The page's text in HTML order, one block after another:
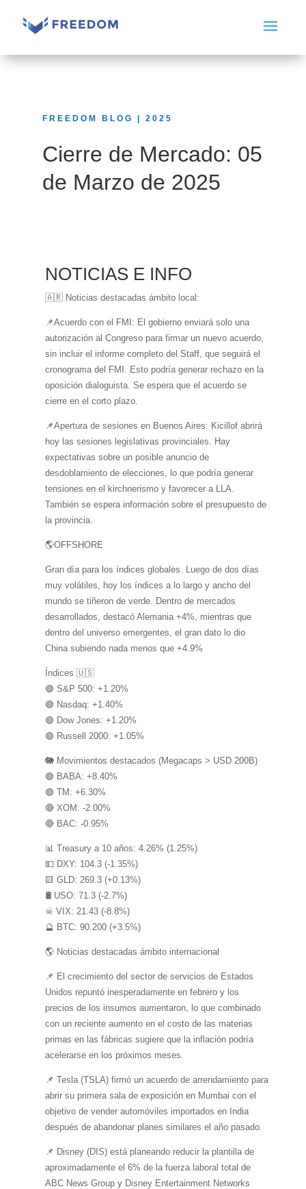
FREEDOM BLOG | 2025
Cierre de Mercado: 05
de Marzo de 2025
NOTICIAS E INFO
🇦🇷 Noticias destacadas ámbito local:
📌Acuerdo con el FMI: El gobierno enviará solo una
autorización al Congreso para firmar un nuevo acuerdo,
sin incluir el informe completo del Staff, que seguirá el
cronograma del FMI. Esto podría generar rechazo en la
oposición dialoguista. Se espera que el acuerdo se
cierre en el corto plazo.
📌Apertura de sesiones en Buenos Aires: Kicillof abrirá
hoy las sesiones legislativas provinciales. Hay
expectativas sobre un posible anuncio de
desdoblamiento de elecciones, lo que podría generar
tensiones en el kirchnerismo y favorecer a LLA.
También se espera información sobre el presupuesto de
la provincia.
🌎OFFSHORE
Gran día para los índices globales. Luego de dos días
muy volátiles, hoy los índices a lo largo y ancho del
mundo se tiñeron de verde. Dentro de mercados
desarrollados, destacó Alemania +4%, mientras que
dentro del universo emergentes, el gran dato lo dio
China subiendo nada menos que +4.9%
Índices 🇺🇸
🟢 S&P 500: +1.20%
🟢 Nasdaq: +1.40%
🟢 Dow Jones: +1.20%
🟢 Russell 2000: +1.05%
🐘 Movimientos destacados (Megacaps > USD 200B)
🟢 BABA: +8.40%
🟢 TM: +6.30%
🔴 XOM: -2.00%
🔴 BAC: -0.95%
📊 Treasury a 10 años: 4.26% (1.25%)
💵 DXY: 104.3 (-1.35%)
🟨 GLD: 269.3 (+0.13%)
🛢 USO: 71.3 (-2.7%)
☠ VIX: 21.43 (-8.8%)
🔮 BTC: 90.200 (+3.5%)
🌎 Noticias destacadas ámbito internacional
📌 El crecimiento del sector de servicios de Estados
Unidos repuntó inesperadamente en febrero y los
precios de los insumos aumentaron, lo que combinado
con un reciente aumento en el costo de las materias
primas en las fábricas sugiere que la inflación podría
acelerarse en los próximos meses.
📌 Tesla (TSLA) firmó un acuerdo de arrendamiento para
abrir su primera sala de exposición en Mumbai con el
objetivo de vender automóviles importados en India
después de abandonar planes similares el año pasado.
📌 Disney (DIS) está planeando reducir la plantilla de
aproximadamente el 6% de la fuerza laboral total de
ABC News Group y Disney Entertainment Networks